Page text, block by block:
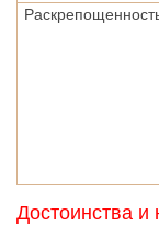
Достоинства и